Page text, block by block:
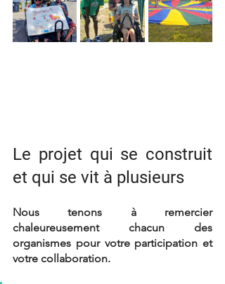
Le projet qui se construit
et qui se vit à plusieurs
Nous tenons à remercier
chaleureusement chacun des
organismes pour votre participation et
votre collaboration.